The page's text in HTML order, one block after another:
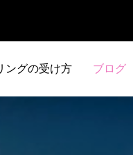
ングの受け方 ブログ